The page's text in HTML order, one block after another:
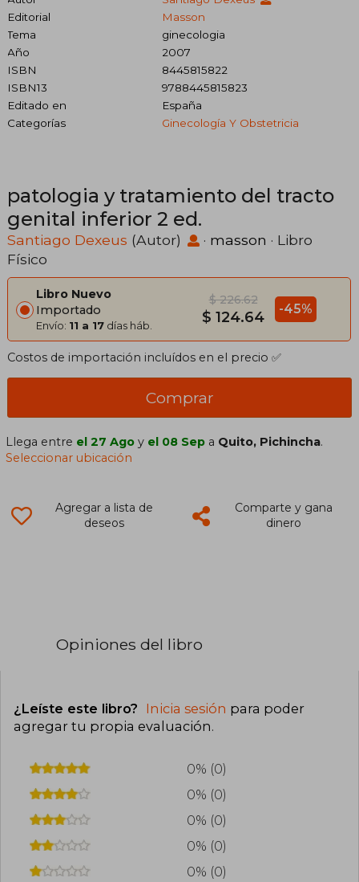
Editorial
Masson
Tema
ginecologia
Año
2007
ISBN
8445815822
ISBN13
9788445815823
Editado en
España
Categorías
Ginecología Y Obstetricia
patologia y tratamiento del tracto
genital inferior 2 ed.
Santiago Dexeus (Autor) · masson · Libro
Físico
Libro Nuevo
Importado
Envío: 11 a 17 días háb.
$ 226.62
$ 124.64 -45%
Costos de importación incluídos en el precio ✅
Comprar
Llega entre el 27 Ago y el 08 Sep a Quito, Pichincha.
Seleccionar ubicación
Agregar a lista de
deseos
Comparte y gana
dinero
Opiniones del libro
¿Leíste este libro? Inicia sesión para poder
agregar tu propia evaluación.
0% (0)
0% (0)
0% (0)
0% (0)
0% (0)